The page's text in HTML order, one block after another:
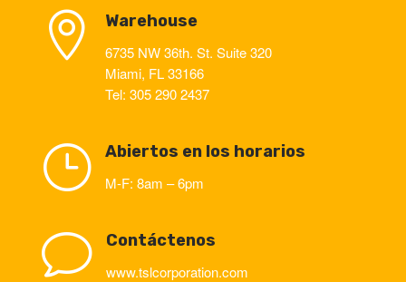
 Warehouse
6735 NW 36th. St. Suite 320
Miami, FL 33166
Tel: 305 290 2437
} Abiertos en los horarios
M-F: 8am – 6pm
v Contáctenos
www.tslcorporation.com